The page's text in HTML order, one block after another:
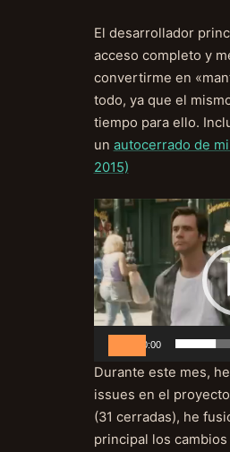
El desarrollador
acceso completo y
convertirme en
todo, ya que el
tiempo para ello.
un autocerrado de
2015)
Reproductor
de
vídeo
00:00
Durante este mes,
issues en el
(31 cerradas), he
principal los